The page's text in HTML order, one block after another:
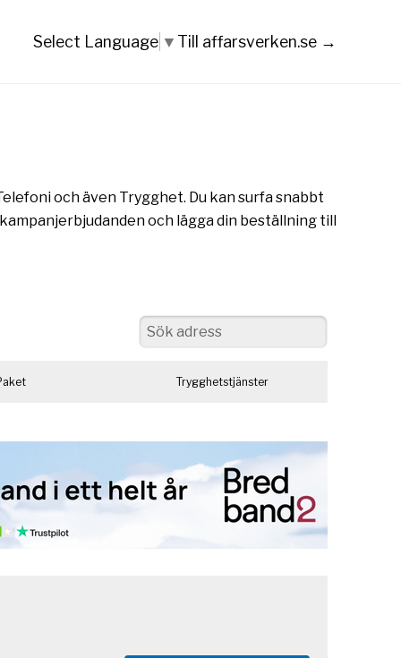
Select Language ▼ Till affarsverken.se →
och även Trygghet. Du kan surfa snabbt
och lägga din beställning till
Trygghetstjänster